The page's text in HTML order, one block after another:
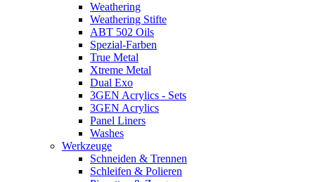
Weathering
Weathering Stifte
ABT 502 Oils
Spezial-Farben
True Metal
Xtreme Metal
Dual Exo
3GEN Acrylics - Sets
3GEN Acrylics
Panel Liners
Washes
Werkzeuge
Schneiden & Trennen
Schleifen & Polieren